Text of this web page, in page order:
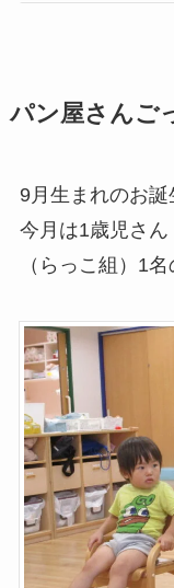
パン屋さんご
9月生まれのお
今月は1歳児さ
（らっこ組）1